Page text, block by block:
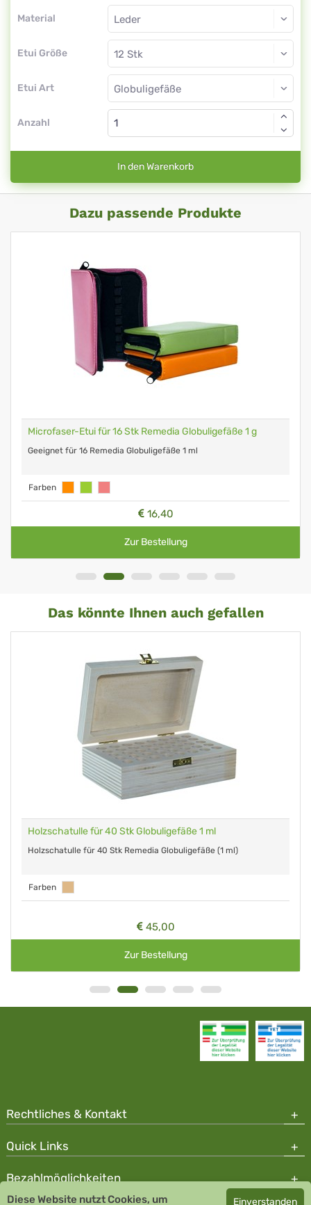
Material
Etui Größe
Etui Art
Anzahl
In den Warenkorb
Dazu passende Produkte
Microfaser-Etui für 16 Stk Remedia Globuligefäße 1 g
Geeignet für 16 Remedia Globuligefäße 1 ml
Farben
16,40
Zur Bestellung
Das könnte Ihnen auch gefallen
Holzschatulle für 40 Stk Globuligefäße 1 ml
Holzschatulle für 40 Stk Remedia Globuligefäße (1 ml)
Farben
45,00
Zur Bestellung
Rechtliches & Kontakt
Quick Links
Bezahlmöglichkeiten
Diese Website nutzt Cookies, um Einverstanden